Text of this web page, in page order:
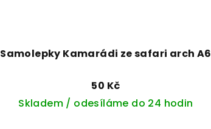
Samolepky Kamarádi ze safari arch A6
50 Kč
Skladem / odesíláme do 24 hodin